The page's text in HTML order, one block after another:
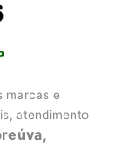
marcas e
atendimento